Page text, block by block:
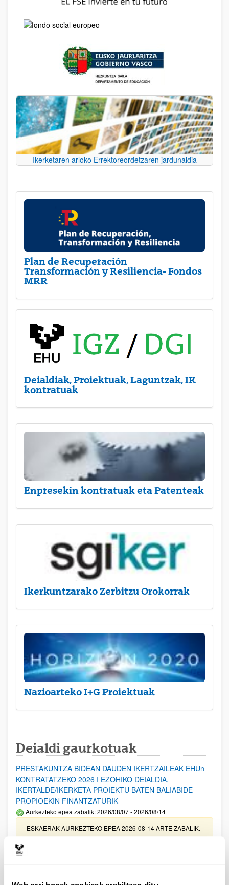
Ikerketaren arloko Errektoreordetzaren jardunaldia
Plan de Recuperación
Transformación y Resiliencia- Fondos
MRR
Deialdiak, Proiektuak, Laguntzak, IK
kontratuak
Enpresekin kontratuak eta Patenteak
Ikerkuntzarako Zerbitzu Orokorrak
Nazioarteko I+G Proiektuak
Deialdi gaurkotuak
PRESTAKUNTZA BIDEAN DAUDEN IKERTZAILEAK EHUn
KONTRATATZEKO 2026 I EZOHIKO DEIALDIA,
IKERTALDE/IKERKETA PROIEKTU BATEN BALIABIDE
PROPIOEKIN FINANTZATURIK
Aurkezteko epea zabalik: 2026/08/07 - 2026/08/14
ESKAERAK AURKEZTEKO EPEA 2026-08-14 ARTE ZABALIK.
UPV/EHUn Azpiegitura Zientifikoa eta Funts Bibliografikoak
erosi eta berritzeko laguntzak 2026